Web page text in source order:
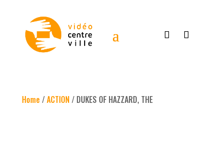
Home /ACTION / DUKES OF HAZZARD, THE